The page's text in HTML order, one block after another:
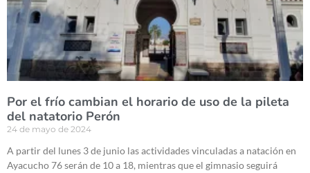
Por el frío cambian el horario de uso de la pileta
del natatorio Perón
24 de mayo de 2024
A partir del lunes 3 de junio las actividades vinculadas a natación en
Ayacucho 76 serán de 10 a 18, mientras que el gimnasio seguirá